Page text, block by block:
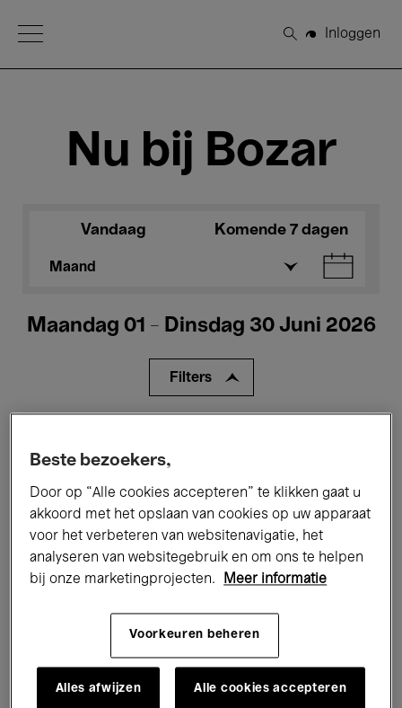
Open Menu
Zoeken
Inloggen
Nu bij Bozar
Vandaag Komende 7 dagen
Maand
Maandag 01 - Dinsdag 30 Juni 2026
Filters
Performances Lezingen & Debatten
Jazz Klassieke Muziek Global Music
Beste bezoekers,
Door op “Alle cookies accepteren” te klikken gaat u
akkoord met het opslaan van cookies op uw apparaat
voor het verbeteren van websitenavigatie, het
analyseren van websitegebruik en om ons te helpen
bij onze marketingprojecten.
Meer informatie
Voorkeuren beheren
Alles afwijzen Alle cookies accepteren